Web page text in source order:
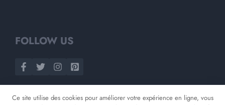
FOLLOW US
Ce site utilise des cookies pour améliorer votre expérience en ligne, vous